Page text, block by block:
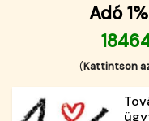
Adó
(Kattintson